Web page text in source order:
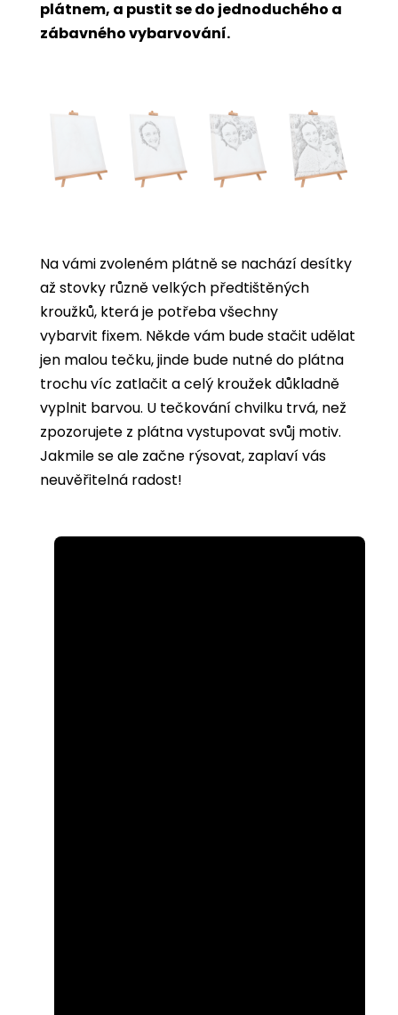
plátnem, a pustit se do jednoduchého a
zábavného vybarvování.
Na vámi zvoleném plátně se nachází desítky
až stovky různě velkých předtištěných
kroužků, která je potřeba všechny
vybarvit fixem. Někde vám bude stačit udělat
jen malou tečku, jinde bude nutné do plátna
trochu víc zatlačit a celý kroužek důkladně
vyplnit barvou. U tečkování chvilku trvá, než
zpozorujete z plátna vystupovat svůj motiv.
Jakmile se ale začne rýsovat, zaplaví vás
neuvěřitelná radost!